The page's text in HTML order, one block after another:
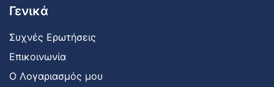
Γενικά
Συχνές Ερωτήσεις
Επικοινωνία
Ο Λογαριασμός μου